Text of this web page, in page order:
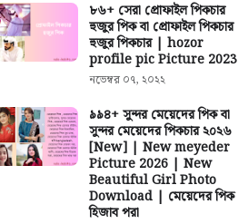
৮৬+ সেরা প্রোফাইল পিকচার
হুজুর পিক বা প্রোফাইল পিকচার
হুজুর পিকচার | hozor
profile pic Picture 2023
নভেম্বর ০৭, ২০২২
৯৯৪+ সুন্দর মেয়েদের পিক বা
সুন্দর মেয়েদের পিকচার ২০২৬
[New] | New meyeder
Picture 2026 | New
Beautiful Girl Photo
Download | মেয়েদের পিক
হিজাব পরা